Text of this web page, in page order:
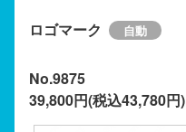
ロゴマーク
No.9875
39,800円(税込43,780円)